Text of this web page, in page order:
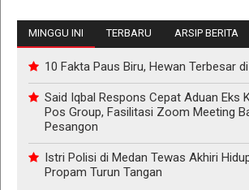
MINGGU INI TERBARU ARSIP BERITA
10 Fakta Paus Biru, Hewan Terbesar
Said Iqbal Respons Cepat Aduan Eks
Pos Group, Fasilitasi Zoom Meeting
Pesangon
Istri Polisi di Medan Tewas Akhiri
Propam Turun Tangan